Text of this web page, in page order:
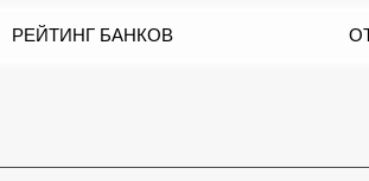
РЕЙТИНГ БАНКОВ